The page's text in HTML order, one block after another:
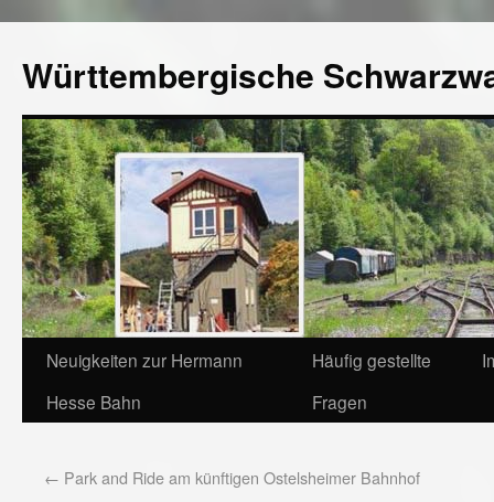
Württembergische
Neuigkeiten zur Hermann
Hesse Bahn
Häufig gestellte
Fragen
← Park and Ride am künftigen Ostelsheimer Bahnhof